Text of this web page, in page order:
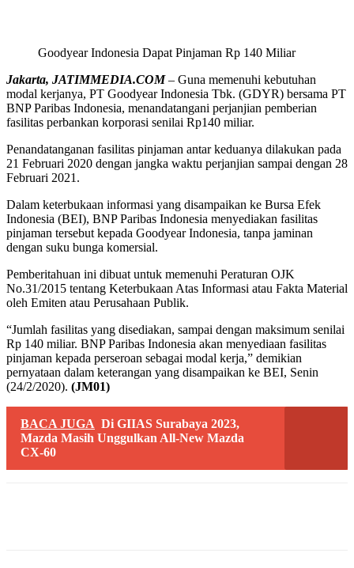
Goodyear Indonesia Dapat Pinjaman Rp 140 Miliar
Jakarta, JATIMMEDIA.COM– Guna memenuhi kebutuhan
modal kerjanya, PT Goodyear Indonesia Tbk. (GDYR) bersama PT
BNP Paribas Indonesia, menandatangani perjanjian pemberian
fasilitas perbankan korporasi senilai Rp140 miliar.
Penandatanganan fasilitas pinjaman antar keduanya dilakukan pada
21 Februari 2020 dengan jangka waktu perjanjian sampai dengan 28
Februari 2021.
Dalam keterbukaan informasi yang disampaikan ke Bursa Efek
Indonesia (BEI), BNP Paribas Indonesia menyediakan fasilitas
pinjaman tersebut kepada Goodyear Indonesia, tanpa jaminan
dengan suku bunga komersial.
Pemberitahuan ini dibuat untuk memenuhi Peraturan OJK
No.31/2015 tentang Keterbukaan Atas Informasi atau Fakta Material
oleh Emiten atau Perusahaan Publik.
“Jumlah fasilitas yang disediakan, sampai dengan maksimum senilai
Rp 140 miliar. BNP Paribas Indonesia akan menyediaan fasilitas
pinjaman kepada perseroan sebagai modal kerja,” demikian
pernyataan dalam keterangan yang disampaikan ke BEI, Senin
(24/2/2020). (JM01)
BACA JUGA Di GIIAS Surabaya 2023,
Mazda Masih Unggulkan All-New Mazda
CX-60